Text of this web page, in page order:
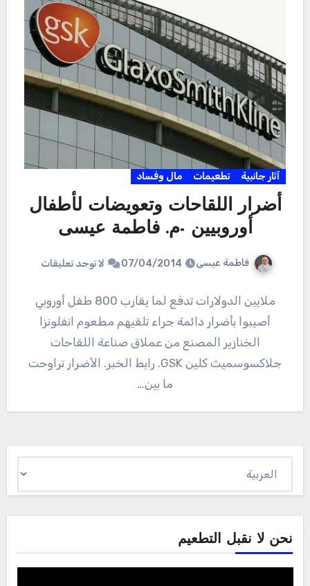
آثار جانبية تطعيمات مال وفساد
أضرار اللقاحات وتعويضات لأطفال
أوروبيين -م. فاطمة عيسى
فاطمة عيسى 07/04/2014 لا توجد تعليقات
ملايين الدولارات تدفع لما يقارب 800 طفل أوروبي
أصيبوا بأضرار دائمة جراء تلقيهم مطعوم انفلونزا
الخنازير المصنع من عملاق صناعة اللقاحات
جلاكسوسميث كلين GSK. رابط الخبر. الأضرار تراوحت
ما بين…
نحن لا نقبل التطعيم